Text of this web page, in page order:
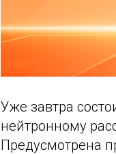
Уже завтра
нейтронному
Предусмотрена